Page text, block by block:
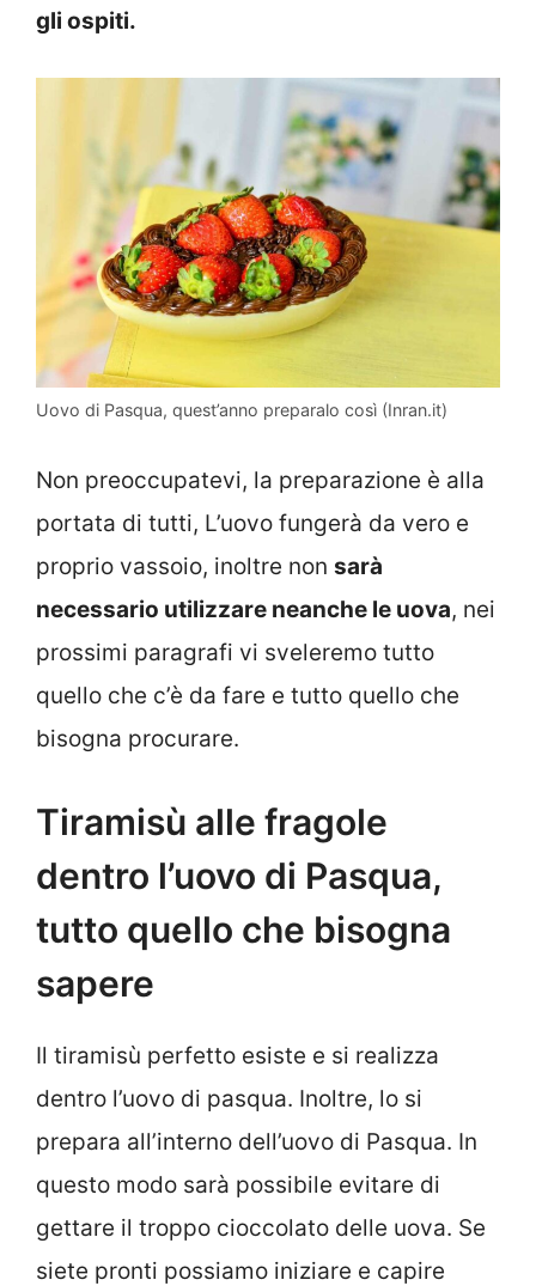
gli ospiti.
Uovo di Pasqua, quest’anno preparalo così (Inran.it)
Non preoccupatevi, la preparazione è alla
portata di tutti, L’uovo fungerà da vero e
proprio vassoio, inoltre non sarà
necessario utilizzare neanche le uova, nei
prossimi paragrafi vi sveleremo tutto
quello che c’è da fare e tutto quello che
bisogna procurare.
Tiramisù alle fragole
dentro l’uovo di Pasqua,
tutto quello che bisogna
sapere
Il tiramisù perfetto esiste e si realizza
dentro l’uovo di pasqua. Inoltre, lo si
prepara all’interno dell’uovo di Pasqua. In
questo modo sarà possibile evitare di
gettare il troppo cioccolato delle uova. Se
siete pronti possiamo iniziare e capire